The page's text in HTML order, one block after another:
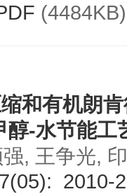
和有机朗
醇-水节能工
, 王争光,
2010-